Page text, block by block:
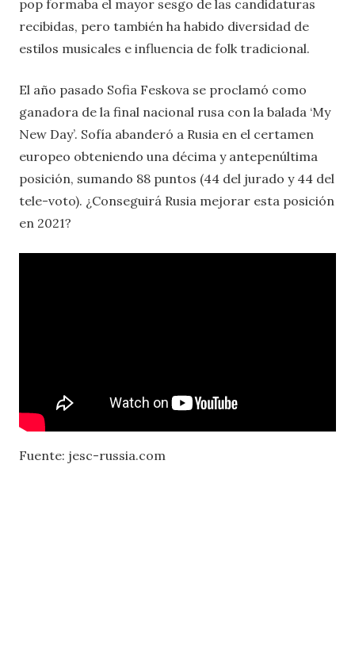
pop formaba el mayor sesgo de las candidaturas
recibidas, pero también ha habido diversidad de
estilos musicales e influencia de folk tradicional.
El año pasado Sofia Feskova se proclamó como
ganadora de la final nacional rusa con la balada ‘My
New Day’. Sofía abanderó a Rusia en el certamen
europeo obteniendo una décima y antepenúltima
posición, sumando 88 puntos (44 del jurado y 44 del
tele-voto). ¿Conseguirá Rusia mejorar esta posición
en 2021?
Fuente: jesc-russia.com